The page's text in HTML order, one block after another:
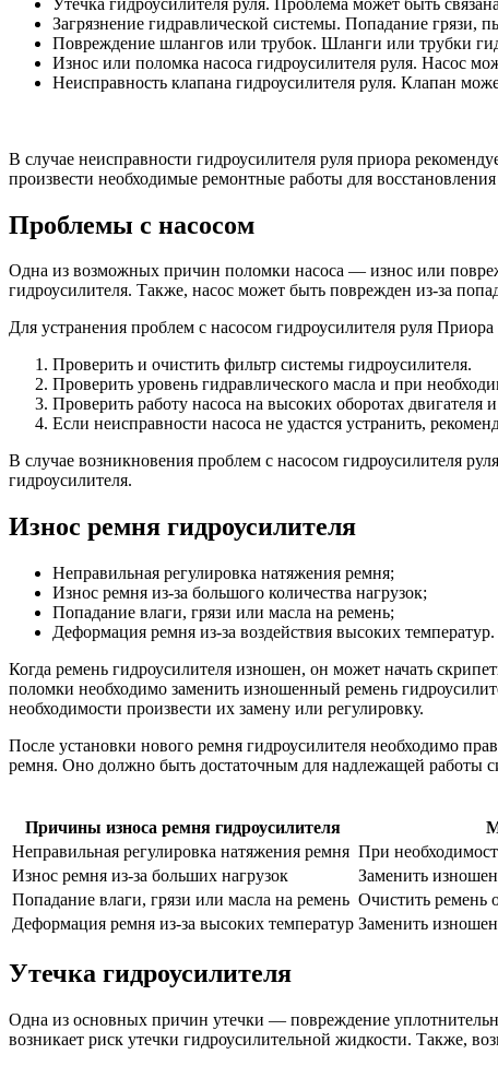
Загрязнение гидравлической системы. Попадание грязи,
Повреждение шлангов или трубок. Шланги или трубки
Износ или поломка насоса гидроусилителя руля. Насос
Неисправность клапана гидроусилителя руля. Клапан
В случае неисправности гидроусилителя руля приора
произвести необходимые ремонтные работы для
Проблемы с насосом
Одна из возможных причин поломки насоса — износ или
гидроусилителя. Также, насос может быть поврежден из-за
Для устранения проблем с насосом гидроусилителя руля
Проверить и очистить фильтр системы гидроусилителя.
Проверить уровень гидравлического масла и при
Проверить работу насоса на высоких оборотах двигателя
Если неисправности насоса не удастся устранить,
В случае возникновения проблем с насосом гидроусилителя
гидроусилителя.
Износ ремня гидроусилителя
Неправильная регулировка натяжения ремня;
Износ ремня из-за большого количества нагрузок;
Попадание влаги, грязи или масла на ремень;
Деформация ремня из-за воздействия высоких температур.
Когда ремень гидроусилителя изношен, он может начать
поломки необходимо заменить изношенный ремень
необходимости произвести их замену или регулировку.
После установки нового ремня гидроусилителя необходимо
ремня. Оно должно быть достаточным для надлежащей работы
Причины износа ремня гидроусилителя
Неправильная регулировка натяжения ремня При
Износ ремня из-за больших нагрузок
Заменить
Попадание влаги, грязи или масла на ремень Очистить ремень
Деформация ремня из-за высоких температур Заменить
Утечка гидроусилителя
Одна из основных причин утечки — повреждение
возникает риск утечки гидроусилительной жидкости. Также,